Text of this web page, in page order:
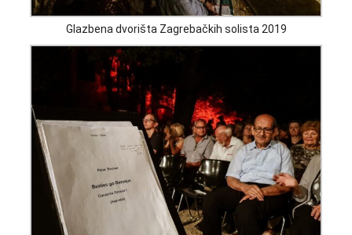
Glazbena dvorišta Zagrebačkih solista 2019